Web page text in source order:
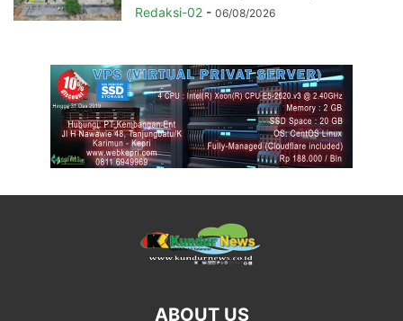
Redaksi-02 - 06/08/2026
ABOUT US